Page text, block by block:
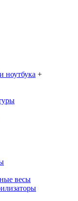
ноутбука +
весы